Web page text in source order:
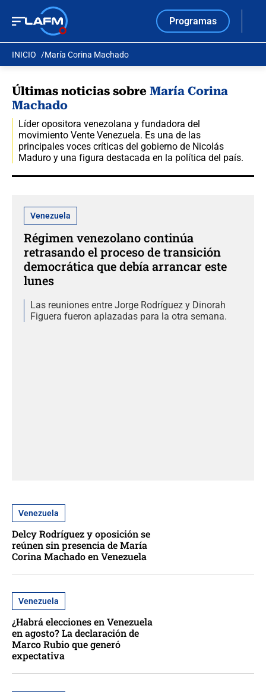
Programas
INICIO María Corina Machado
Últimas noticias sobre María Corina
Machado
Líder opositora venezolana y fundadora del
movimiento Vente Venezuela. Es una de las
principales voces críticas del gobierno de Nicolás
Maduro y una figura destacada en la política del país.
Venezuela
Régimen venezolano continúa
retrasando el proceso de transición
democrática que debía arrancar este
lunes
Las reuniones entre Jorge Rodríguez y Dinorah
Figuera fueron aplazadas para la otra semana.
Venezuela
Delcy Rodríguez y oposición se
reúnen sin presencia de María
Corina Machado en Venezuela
Venezuela
¿Habrá elecciones en Venezuela
en agosto? La declaración de
Marco Rubio que generó
expectativa